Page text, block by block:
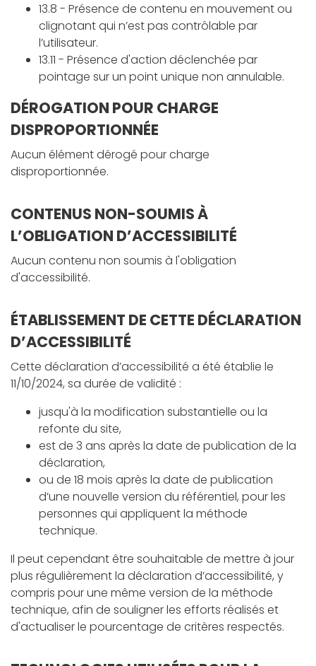
13.8 - Présence de contenu en mouvement ou
clignotant qui n’est pas contrôlable par
l’utilisateur.
13.11 - Présence d'action déclenchée par
pointage sur un point unique non annulable.
DÉROGATION POUR CHARGE
DISPROPORTIONNÉE
Aucun élément dérogé pour charge
disproportionnée.
CONTENUS NON-SOUMIS À
L’OBLIGATION D’ACCESSIBILITÉ
Aucun contenu non soumis à l'obligation
d'accessibilité.
ÉTABLISSEMENT DE CETTE DÉCLARATION
D’ACCESSIBILITÉ
Cette déclaration d’accessibilité a été établie le
11/10/2024, sa durée de validité :
jusqu'à la modification substantielle ou la
refonte du site,
est de 3 ans après la date de publication de la
déclaration,
ou de 18 mois après la date de publication
d’une nouvelle version du référentiel, pour les
personnes qui appliquent la méthode
technique.
Il peut cependant être souhaitable de mettre à jour
plus régulièrement la déclaration d’accessibilité, y
compris pour une même version de la méthode
technique, afin de souligner les efforts réalisés et
d'actualiser le pourcentage de critères respectés.